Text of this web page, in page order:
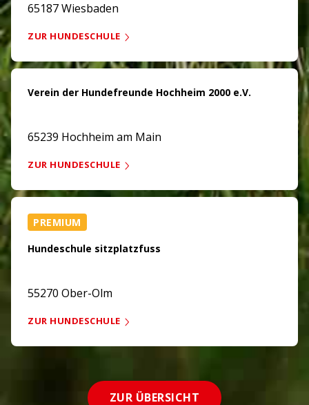
65187 Wiesbaden
ZUR HUNDESCHULE
Verein der Hundefreunde Hochheim 2000 e.V.
65239 Hochheim am Main
ZUR HUNDESCHULE
PREMIUM
Hundeschule sitzplatzfuss
55270 Ober-Olm
ZUR HUNDESCHULE
ZUR ÜBERSICHT